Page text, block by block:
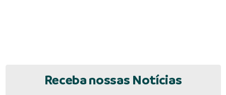
Receba nossas Notícias